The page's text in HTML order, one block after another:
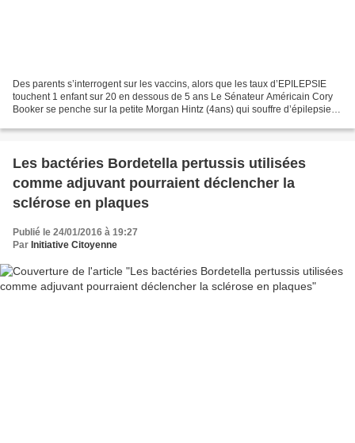
Des parents s’interrogent sur les vaccins, alors que les taux d’EPILEPSIE
touchent 1 enfant sur 20 en dessous de 5 ans Le Sénateur Américain Cory
Booker se penche sur la petite Morgan Hintz (4ans) qui souffre d’épilepsie
Les bactéries Bordetella pertussis utilisées
comme adjuvant pourraient déclencher la
sclérose en plaques
Publié le 24/01/2016 à 19:27
Par Initiative Citoyenne